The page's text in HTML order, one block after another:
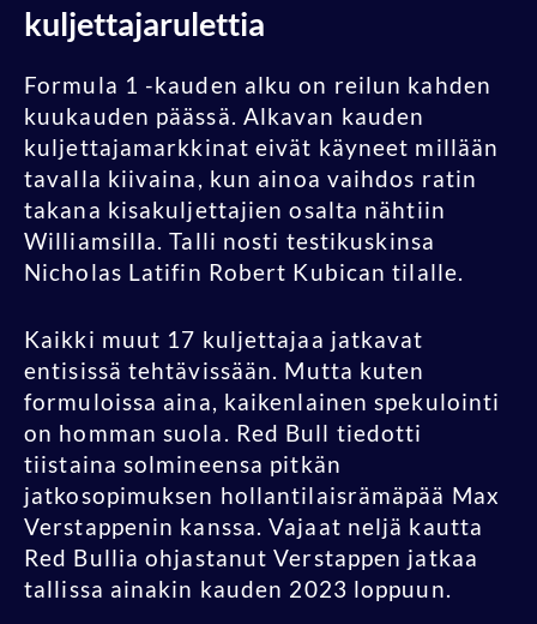
kuljettajarulettia
Formula 1 -kauden alku on reilun kahden
kuukauden päässä. Alkavan kauden
kuljettajamarkkinat eivät käyneet millään
tavalla kiivaina, kun ainoa vaihdos ratin
takana kisakuljettajien osalta nähtiin
Williamsilla. Talli nosti testikuskinsa
Nicholas Latifin Robert Kubican tilalle.
Kaikki muut 17 kuljettajaa jatkavat
entisissä tehtävissään. Mutta kuten
formuloissa aina, kaikenlainen spekulointi
on homman suola. Red Bull tiedotti
tiistaina solmineensa pitkän
jatkosopimuksen hollantilaisrämäpää Max
Verstappenin kanssa. Vajaat neljä kautta
Red Bullia ohjastanut Verstappen jatkaa
tallissa ainakin kauden 2023 loppuun.